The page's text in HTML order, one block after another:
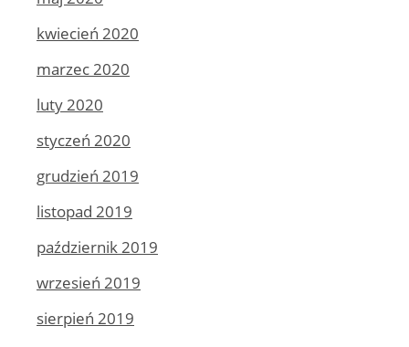
kwiecień 2020
marzec 2020
luty 2020
styczeń 2020
grudzień 2019
listopad 2019
październik 2019
wrzesień 2019
sierpień 2019